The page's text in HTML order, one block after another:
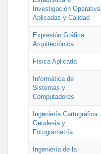
Investigación Operativa
Aplicadas y Calidad
Expresión Gráfica
Arquitectónica
Física Aplicada
Informática de
Sistemas y
Computadores
Ingeniería Cartográfica
Geodesia y
Fotogrametría
Ingeniería de la